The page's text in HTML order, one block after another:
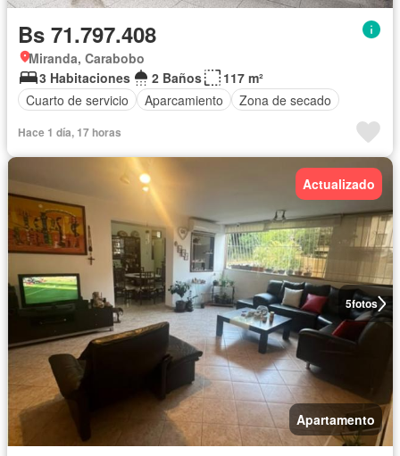
Bs 71.797.408
Miranda, Carabobo
3 Habitaciones
2 Baños
117 m²
Cuarto de servicio
Aparcamiento Zona de secado
Hace 1 día, 17 horas
5fotos
Actualizado
Apartamento